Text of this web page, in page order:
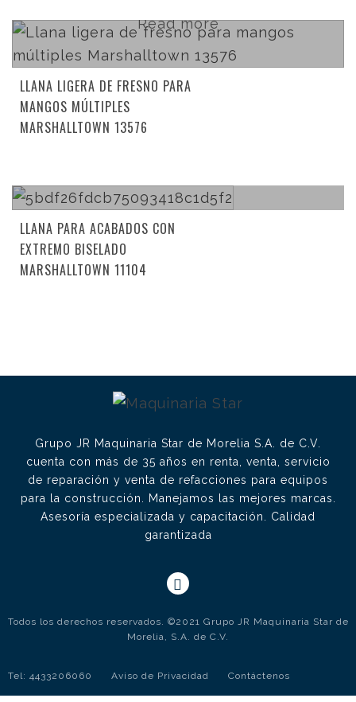
Read more
LLANA LIGERA DE FRESNO PARA
MANGOS MÚLTIPLES
MARSHALLTOWN 13576
LLANA PARA ACABADOS CON
EXTREMO BISELADO
MARSHALLTOWN 11104
Grupo JR Maquinaria Star de Morelia S.A. de C.V.
cuenta con más de 35 años en renta, venta, servicio
de reparación y venta de refacciones para equipos
para la construcción. Manejamos las mejores marcas.
Asesoría especializada y capacitación. Calidad
garantizada
Todos los derechos reservados. ©2021 Grupo JR Maquinaria Star de
Morelia, S.A. de C.V.
Tel: 4433206060 Aviso de Privacidad Contáctenos